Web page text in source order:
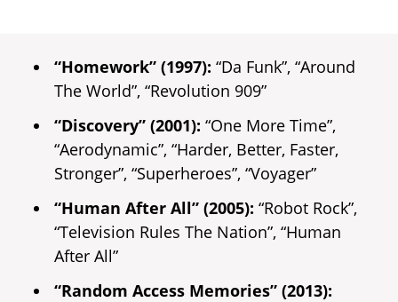
“Homework” (1997): “Da Funk”, “Around
The World”, “Revolution 909”
“Discovery” (2001): “One More Time”,
“Aerodynamic”, “Harder, Better, Faster,
Stronger”, “Superheroes”, “Voyager”
“Human After All” (2005): “Robot Rock”,
“Television Rules The Nation”, “Human
After All”
“Random Access Memories” (2013):